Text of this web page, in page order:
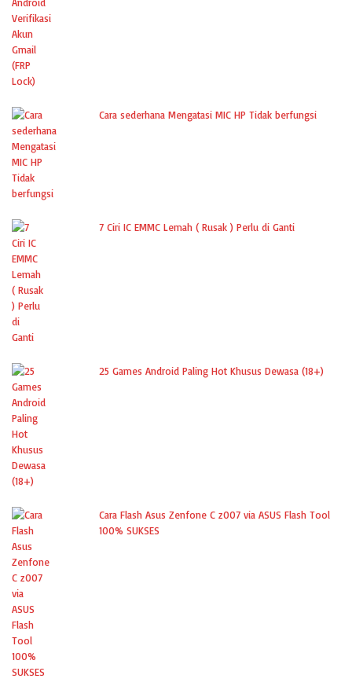
Cara sederhana Mengatasi MIC HP Tidak berfungsi
7 Ciri IC EMMC Lemah ( Rusak ) Perlu di Ganti
25 Games Android Paling Hot Khusus Dewasa (18+)
Cara Flash Asus Zenfone C z007 via ASUS Flash Tool
100% SUKSES